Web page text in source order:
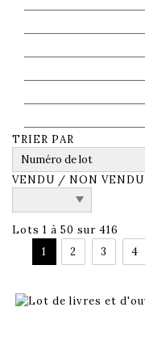
TRIER PAR
VENDU / NON VENDU
Lots 1 à 50 sur 416
1
2 3 4